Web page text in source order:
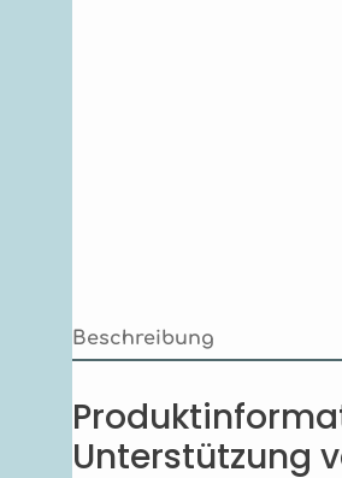
Beschreibung
Unterstützung